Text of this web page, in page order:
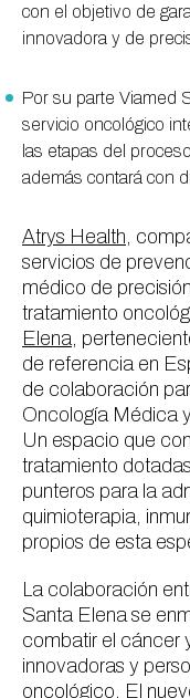
con el objetivo de
innovadora y de
Por su parte Viamed
servicio oncológico
las etapas del
además contará con
Atrys Health,
servicios de
médico de
tratamiento
Elena,
de referencia en
de colaboración
Oncología Médica
Un espacio que
tratamiento
punteros para la
quimioterapia,
propios de esta
La colaboración
Santa Elena se
combatir el cáncer
innovadoras y
oncológico. El